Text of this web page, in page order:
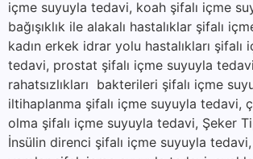
içme suyuyla tedavi, koah şifalı içme
bağışıklık ile alakalı hastalıklar şifalı
kadın erkek idrar yolu hastalıkları şifalı
tedavi, prostat şifalı içme suyuyla
rahatsızlıkları bakterileri şifalı içme
iltihaplanma şifalı içme suyuyla tedavi,
olma şifalı içme suyuyla tedavi, Şeker
İnsülin direnci şifalı içme suyuyla